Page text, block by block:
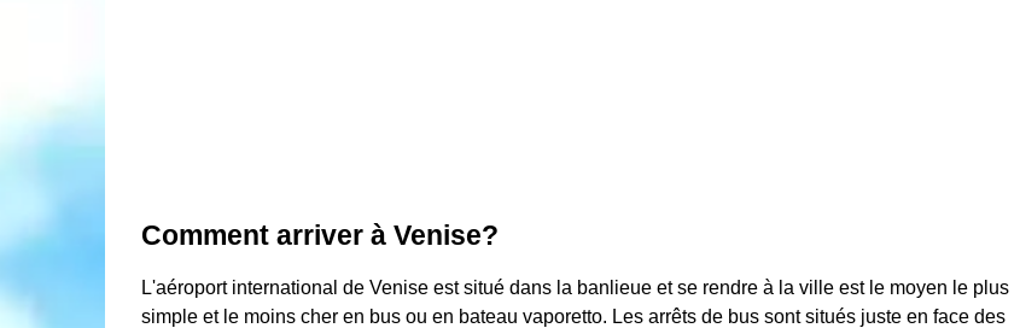
Comment arriver à Venise?
L'aéroport international de Venise est situé dans la banlieue et se rendre à la ville est le moyen le plus
simple et le moins cher en bus ou en bateau vaporetto. Les arrêts de bus sont situés juste en face des